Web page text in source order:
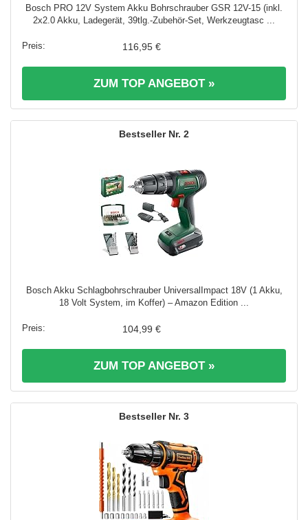
Bosch PRO 12V System Akku Bohrschrauber GSR 12V-15 (inkl.
2x2.0 Akku, Ladegerät, 39tlg.-Zubehör-Set, Werkzeugtasc ...
116,95 €
ZUM TOP ANGEBOT »
2
Bosch Akku Schlagbohrschrauber UniversalImpact 18V (1 Akku,
18 Volt System, im Koffer) – Amazon Edition ...
104,99 €
ZUM TOP ANGEBOT »
3